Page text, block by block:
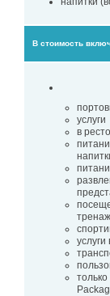
В стоимость
в